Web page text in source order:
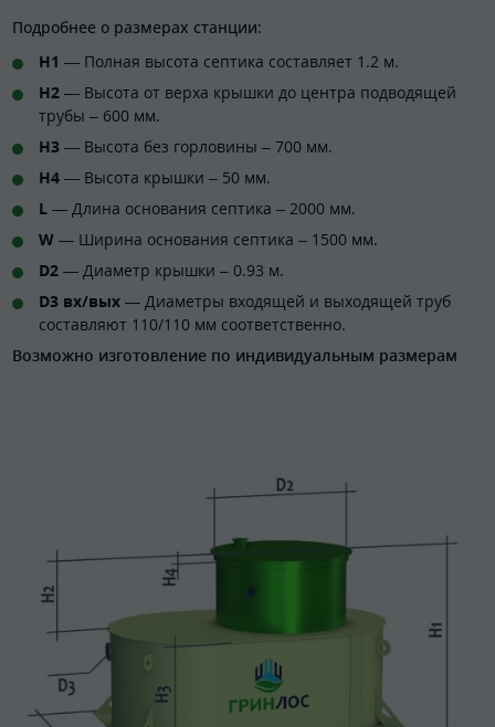
Подробнее о размерах станции:
H1 — Полная высота септика составляет 1.2 м.
H2 — Высота от верха крышки до центра подводящей
трубы – 600 мм.
H3 — Высота без горловины – 700 мм.
H4 — Высота крышки – 50 мм.
L — Длина основания септика – 2000 мм.
W — Ширина основания септика – 1500 мм.
D2 — Диаметр крышки – 0.93 м.
D3 вх/вых — Диаметры входящей и выходящей труб
составляют 110/110 мм соответственно.
Возможно изготовление по индивидуальным размерам